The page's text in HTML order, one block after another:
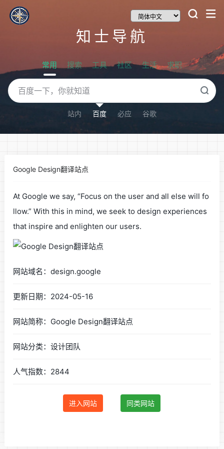
知士导航
常用 搜索 工具 社区 生活 求职
站内 百度 必应 谷歌
Google Design翻译站点
At Google we say, “Focus on the user and all else will fo
llow.” With this in mind, we seek to design experiences
that inspire and enlighten our users.
网站域名：design.google
更新日期：2024-05-16
网站简称：Google Design翻译站点
网站分类：设计团队
人气指数：2844
进入网站 同类网站